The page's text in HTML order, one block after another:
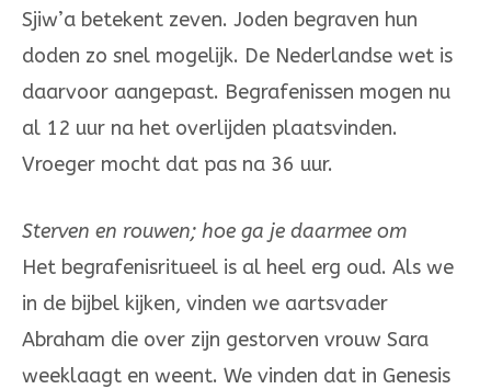
Sjiw’a betekent zeven. Joden begraven hun
doden zo snel mogelijk. De Nederlandse wet is
daarvoor aangepast. Begrafenissen mogen nu
al 12 uur na het overlijden plaatsvinden.
Vroeger mocht dat pas na 36 uur.
Sterven en rouwen; hoe ga je daarmee om
Het begrafenisritueel is al heel erg oud. Als we
in de bijbel kijken, vinden we aartsvader
Abraham die over zijn gestorven vrouw Sara
weeklaagt en weent. We vinden dat in Genesis